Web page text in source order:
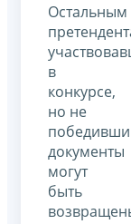
Остальным
в
конкурсе,
но не
документы
могут
быть